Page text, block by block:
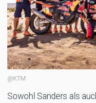
@KTM
Sowohl Sanders als